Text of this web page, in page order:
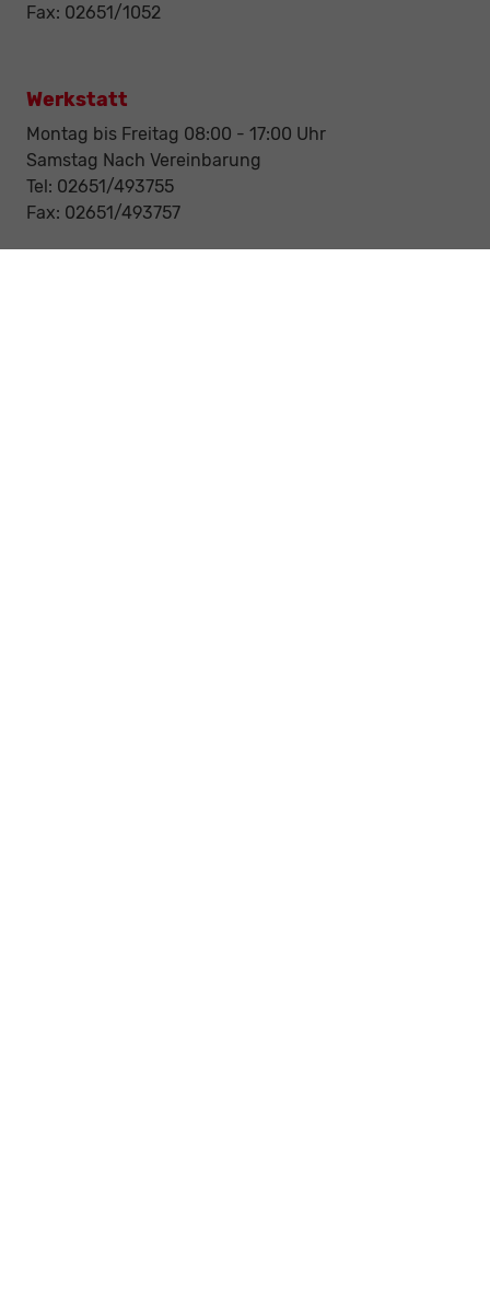
Fax: 02651/1052
Werkstatt
Montag bis Freitag 08:00 - 17:00 Uhr
Samstag Nach Vereinbarung
Tel: 02651/493755
Fax: 02651/493757